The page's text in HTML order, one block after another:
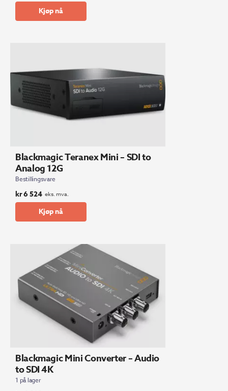
Kjøp nå
Blackmagic Teranex Mini – SDI to
Analog 12G
Bestillingsvare
kr6 524 eks. mva.
Kjøp nå
Blackmagic Mini Converter – Audio
to SDI 4K
1 på lager